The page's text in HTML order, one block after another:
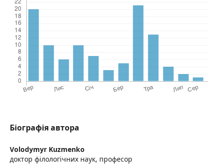
Біографія автора
Volodymyr Kuzmenko
доктор філологічних наук, професор